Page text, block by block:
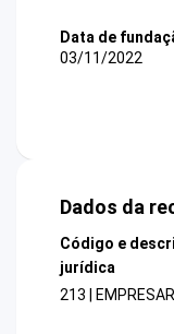
Data de
03/11/2022
Dados da
Código e
jurídica
213 |